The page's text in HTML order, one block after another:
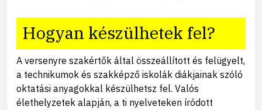
Hogyan készülhetek fel?
A versenyre szakértők által összeállított és felügyelt,
a technikumok és szakképző iskolák diákjainak szóló
oktatási anyagokkal készülhetsz fel. Valós
élethelyzetek alapján, a ti nyelveteken íródott